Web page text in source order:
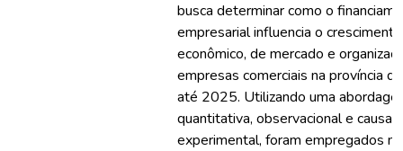
busca determinar como o
empresarial influencia o crescimento
econômico, de mercado e
empresas comerciais na província
até 2025. Utilizando uma
quantitativa, observacional e causal
experimental, foram empregados